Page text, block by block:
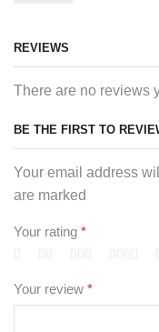
REVIEWS
There are no reviews
BE THE FIRST TO
Your email address
are marked
Your rating *
Your review *